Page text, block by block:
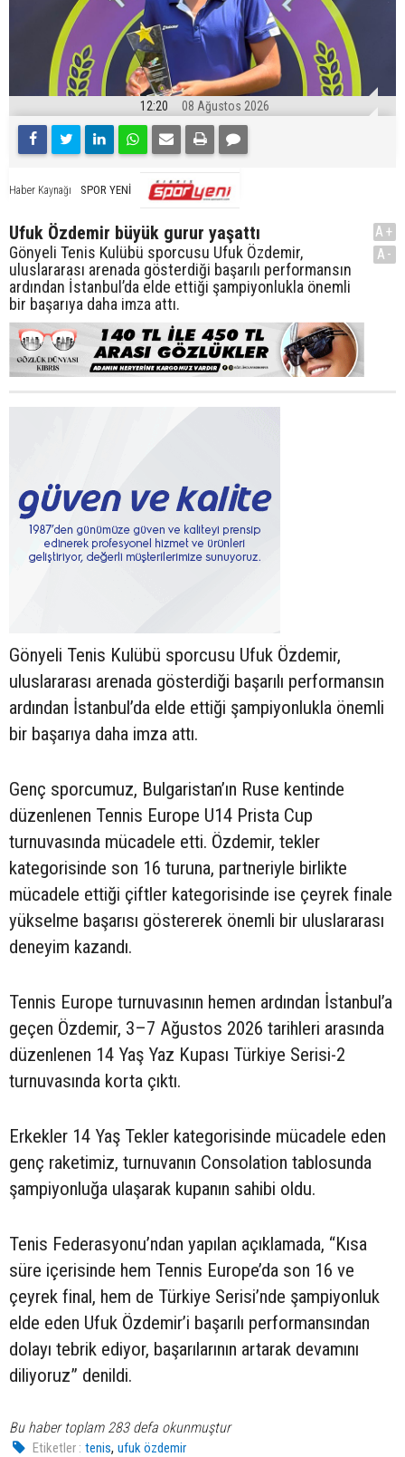
12:20 08 Ağustos 2026
Haber Kaynağı SPOR YENİ
Ufuk Özdemir büyük gurur yaşattı
Gönyeli Tenis Kulübü sporcusu Ufuk Özdemir,
uluslararası arenada gösterdiği başarılı performansın
ardından İstanbul’da elde ettiği şampiyonlukla önemli
bir başarıya daha imza attı.
A+
A-
Gönyeli Tenis Kulübü sporcusu Ufuk Özdemir,
uluslararası arenada gösterdiği başarılı performansın
ardından İstanbul’da elde ettiği şampiyonlukla önemli
bir başarıya daha imza attı.
Genç sporcumuz, Bulgaristan’ın Ruse kentinde
düzenlenen Tennis Europe U14 Prista Cup
turnuvasında mücadele etti. Özdemir, tekler
kategorisinde son 16 turuna, partneriyle birlikte
mücadele ettiği çiftler kategorisinde ise çeyrek finale
yükselme başarısı göstererek önemli bir uluslararası
deneyim kazandı.
Tennis Europe turnuvasının hemen ardından İstanbul’a
geçen Özdemir, 3–7 Ağustos 2026 tarihleri arasında
düzenlenen 14 Yaş Yaz Kupası Türkiye Serisi-2
turnuvasında korta çıktı.
Erkekler 14 Yaş Tekler kategorisinde mücadele eden
genç raketimiz, turnuvanın Consolation tablosunda
şampiyonluğa ulaşarak kupanın sahibi oldu.
Tenis Federasyonu’ndan yapılan açıklamada, “Kısa
süre içerisinde hem Tennis Europe’da son 16 ve
çeyrek final, hem de Türkiye Serisi’nde şampiyonluk
elde eden Ufuk Özdemir’i başarılı performansından
dolayı tebrik ediyor, başarılarının artarak devamını
diliyoruz” denildi.
Bu haber toplam 283 defa okunmuştur
Etiketler : tenis,ufuk özdemir